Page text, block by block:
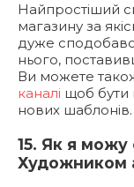
Найпростіший
магазину за
дуже
нього,
Ви можете
каналі щоб бути
нових шаблонів.
15. Як я
Художником